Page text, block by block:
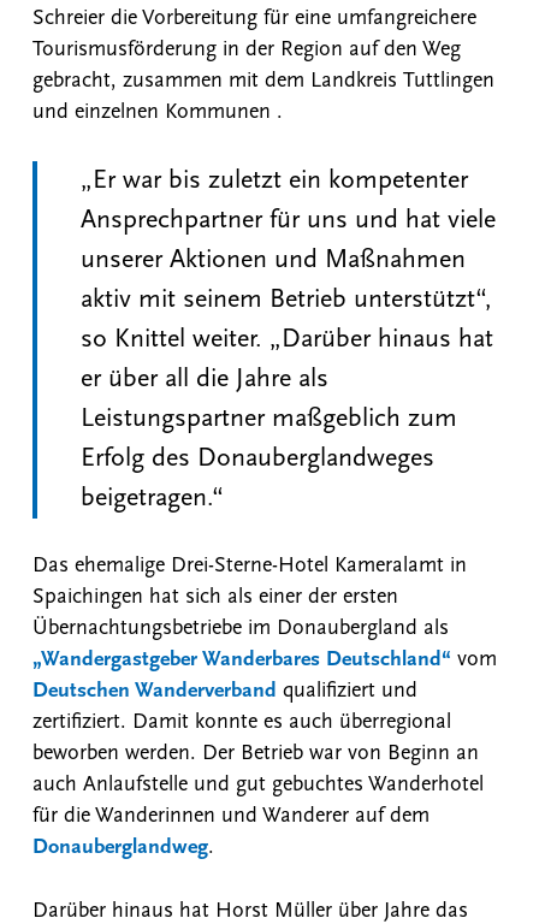
Schreier die Vorbereitung für eine umfangreichere
Tourismusförderung in der Region auf den Weg
gebracht, zusammen mit dem Landkreis Tuttlingen
und einzelnen Kommunen .
„Er war bis zuletzt ein kompetenter
Ansprechpartner für uns und hat viele
unserer Aktionen und Maßnahmen
aktiv mit seinem Betrieb unterstützt“,
so Knittel weiter. „Darüber hinaus hat
er über all die Jahre als
Leistungspartner maßgeblich zum
Erfolg des Donauberglandweges
beigetragen.“
Das ehemalige Drei-Sterne-Hotel Kameralamt in
Spaichingen hat sich als einer der ersten
Übernachtungsbetriebe im Donaubergland als
„Wandergastgeber Wanderbares Deutschland“ vom
Deutschen Wanderverband qualifiziert und
zertifiziert. Damit konnte es auch überregional
beworben werden. Der Betrieb war von Beginn an
auch Anlaufstelle und gut gebuchtes Wanderhotel
für die Wanderinnen und Wanderer auf dem
Donauberglandweg.
Darüber hinaus hat Horst Müller über Jahre das